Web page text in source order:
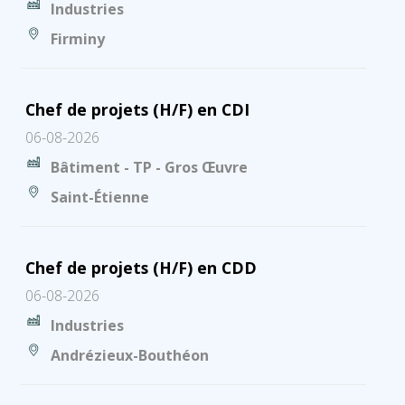
Industries
Firminy
Chef de projets (H/F) en CDI
06-08-2026
Bâtiment - TP - Gros Œuvre
Saint-Étienne
Chef de projets (H/F) en CDD
06-08-2026
Industries
Andrézieux-Bouthéon